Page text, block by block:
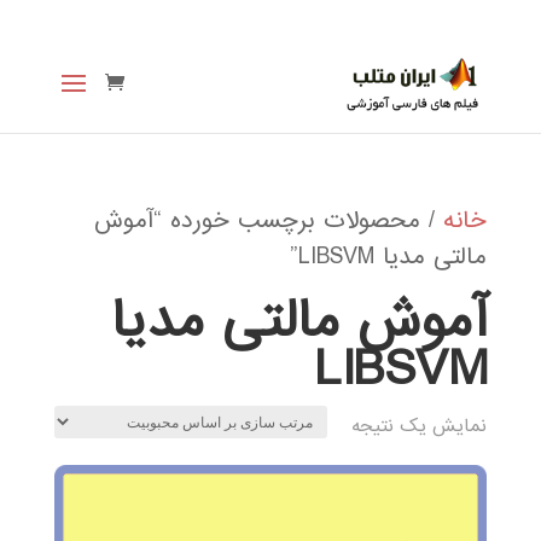
خانه / محصولات برچسب خورده “آموش
مالتی مدیا LIBSVM”
آموش مالتی مدیا
LIBSVM
نمایش یک نتیجه